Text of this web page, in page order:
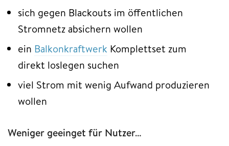
sich gegen Blackouts im öffentlichen
Stromnetz absichern wollen
ein Balkonkraftwerk Komplettset zum
direkt loslegen suchen
viel Strom mit wenig Aufwand produzieren
wollen
Weniger geeinget für Nutzer…